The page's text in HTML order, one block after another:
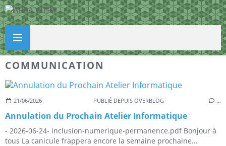
COMMUNICATION
21/06/2026 PUBLIÉ DEPUIS OVERBLOG …
Annulation du Prochain Atelier Informatique
- 2026-06-24- inclusion-numerique-permanence.pdf Bonjour à
tous La canicule frappera encore la semaine prochaine...